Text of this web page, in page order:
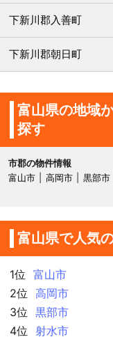
下新川郡入善町
下新川郡朝日町
富山県の地域
探す
市郡の物件情報
富山市
高岡市 黒部市
富山県で人気
1位
富山市
2位
高岡市
3位
黒部市
4位
射水市